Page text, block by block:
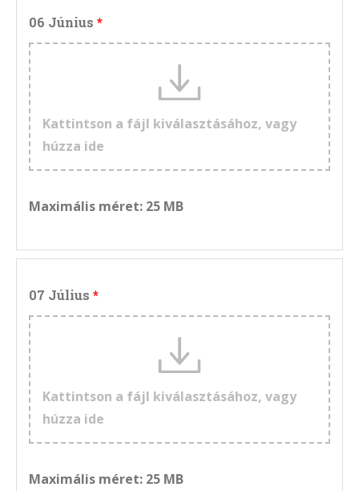
06 Június
Kattintson a fájl kiválasztásához, vagy
húzza ide
Maximális méret: 25 MB
07 Július
Kattintson a fájl kiválasztásához, vagy
húzza ide
Maximális méret: 25 MB